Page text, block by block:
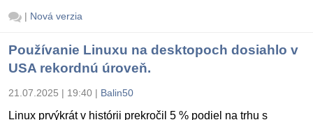
| Nová verzia
Používanie Linuxu na desktopoch dosiahlo v
USA rekordnú úroveň.
21.07.2025 | 19:40 | Balin50
Linux prvýkrát v histórii prekročil 5 % podiel na trhu s